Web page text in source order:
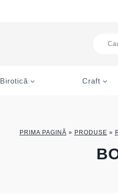
search
Birotică Craft
PRIMA PAGINĂ » PRODUSE »